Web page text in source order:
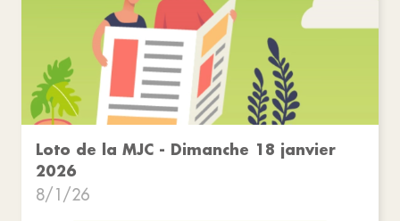
Loto de la MJC - Dimanche 18 janvier
2026
8/1/26